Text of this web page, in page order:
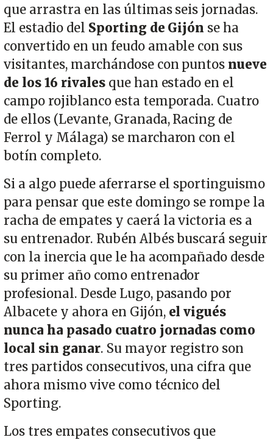
que arrastra en las últimas seis jornadas.
El estadio del Sporting de Gijón se ha
convertido en un feudo amable con sus
visitantes, marchándose con puntos nueve
de los 16 rivalesque han estado en el
campo rojiblanco esta temporada. Cuatro
de ellos (Levante, Granada, Racing de
Ferrol y Málaga) se marcharon con el
botín completo.
Si a algo puede aferrarse el sportinguismo
para pensar que este domingo se rompe la
racha de empates y caerá la victoria es a
su entrenador. Rubén Albés buscará seguir
con la inercia que le ha acompañado desde
su primer año como entrenador
profesional. Desde Lugo, pasando por
Albacete y ahora en Gijón, el vigués
nunca ha pasado cuatro jornadas como
local sin ganar. Su mayor registro son
tres partidos consecutivos, una cifra que
ahora mismo vive como técnico del
Sporting.
Los tres empates consecutivos que